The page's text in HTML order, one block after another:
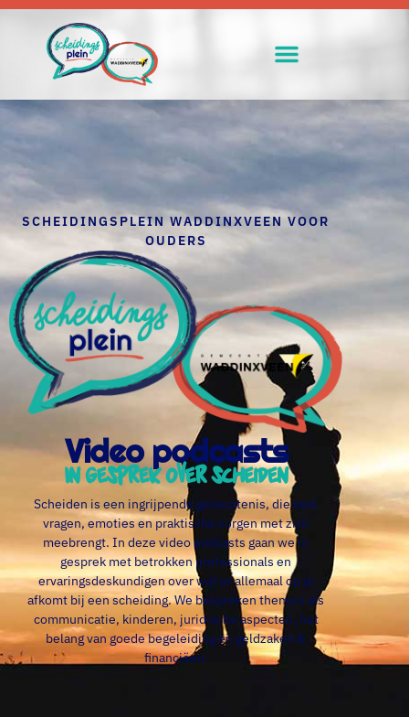
SCHEIDINGSPLEIN WADDINXVEEN VOOR
OUDERS
Video podcasts
In gesprek over scheiden
Scheiden is een ingrijpende gebeurtenis, die veel
vragen, emoties en praktische zorgen met zich
meebrengt. In deze video podcasts gaan we in
gesprek met betrokken professionals en
ervaringsdeskundigen over wat er allemaal op je
afkomt bij een scheiding. We bespreken thema’s als
communicatie, kinderen, juridische aspecten, het
belang van goede begeleiding en geldzaken &
financiëen.